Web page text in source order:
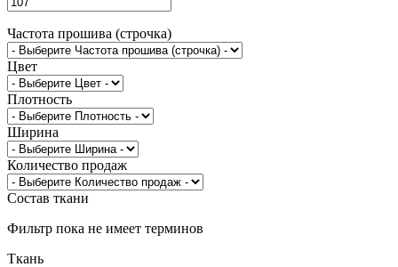
Частота прошива (строчка)
Цвет
Плотность
Ширина
Количество продаж
Состав ткани
Фильтр пока не имеет терминов
Ткань